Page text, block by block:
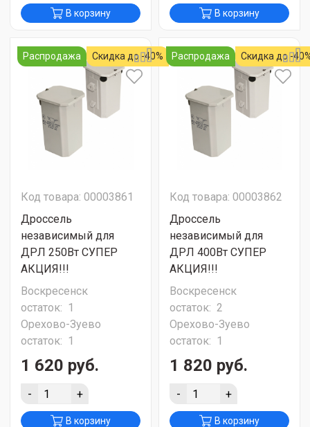
В корзину В корзину
Распродажа Скидка до -40%
Код товара: 00003861
Дроссель
независимый для
ДРЛ 250Вт СУПЕР
АКЦИЯ!!!
Воскресенск
остаток: 1
Орехово-Зуево
остаток: 1
1 620 руб.
- +
В корзину
Распродажа Скидка до -
Код товара: 00003862
Дроссель
независимый для
ДРЛ 400Вт СУПЕР
АКЦИЯ!!!
Воскресенск
остаток: 2
Орехово-Зуево
остаток: 1
1 820 руб.
- +
В корзину